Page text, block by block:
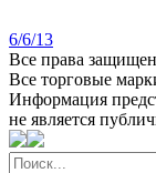
6/6/13
Все права
Все торговые
Информация
не является